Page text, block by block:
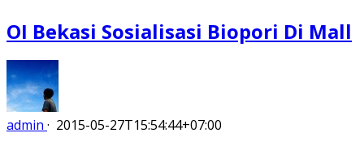
OI Bekasi Sosialisasi Biopori Di Mall
admin · 2015-05-27T15:54:44+07:00